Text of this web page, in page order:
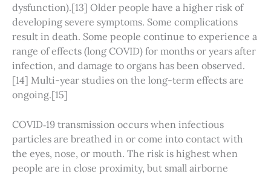
dysfunction).[13] Older people have a higher risk of
developing severe symptoms. Some complications
result in death. Some people continue to experience a
range of effects (long COVID) for months or years after
infection, and damage to organs has been observed.
[14] Multi-year studies on the long-term effects are
ongoing.[15]
COVID‑19 transmission occurs when infectious
particles are breathed in or come into contact with
the eyes, nose, or mouth. The risk is highest when
people are in close proximity, but small airborne